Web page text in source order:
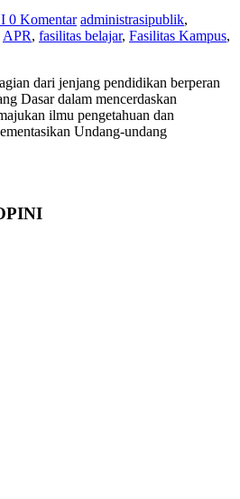
0 Komentar administrasipublik,
APR, fasilitas belajar, Fasilitas Kampus,
dari jenjang pendidikan berperan
Dasar dalam mencerdaskan
ilmu pengetahuan dan
Undang-undang